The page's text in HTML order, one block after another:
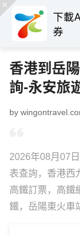
下載
券
香港到岳
詢-永安旅
by
2026年08月07
表查詢，香港西
高鐵訂票，高鐵
鐵，岳陽東火車